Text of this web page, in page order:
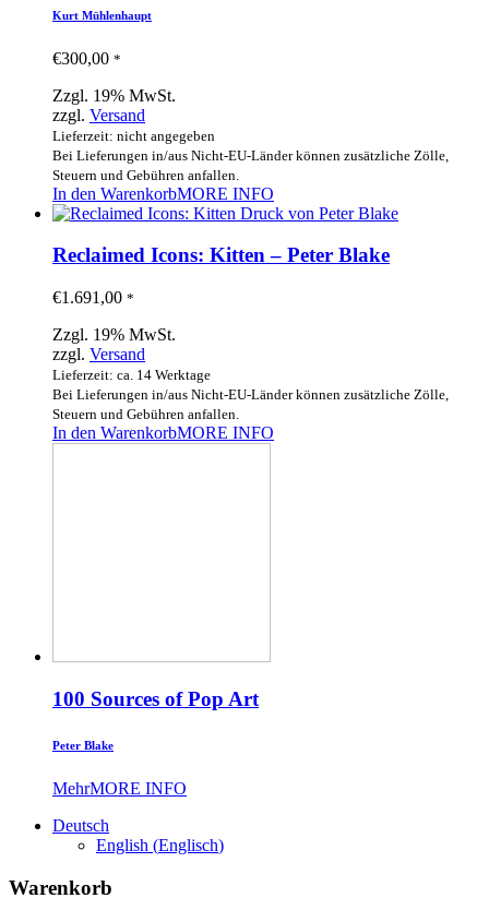
Kurt Mühlenhaupt
€300,00 *
Zzgl. 19% MwSt.
zzgl. Versand
Lieferzeit: nicht angegeben
Bei Lieferungen in/aus Nicht-EU-Länder können zusätzliche Zölle,
Steuern und Gebühren anfallen.
In den WarenkorbMORE INFO
Reclaimed Icons: Kitten – Peter Blake
€1.691,00 *
Zzgl. 19% MwSt.
zzgl. Versand
Lieferzeit: ca. 14 Werktage
Bei Lieferungen in/aus Nicht-EU-Länder können zusätzliche Zölle,
Steuern und Gebühren anfallen.
In den WarenkorbMORE INFO
100 Sources of Pop Art
Peter Blake
MehrMORE INFO
Deutsch
English (Englisch)
Warenkorb